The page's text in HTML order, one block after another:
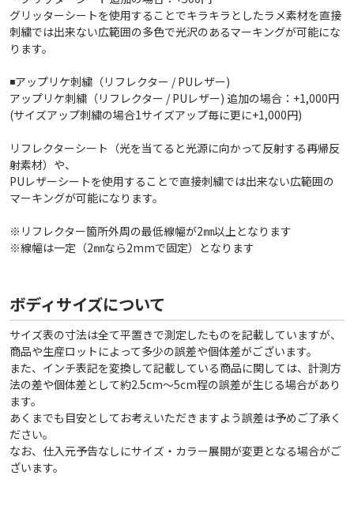
グリッターシートを使用することでキラキラとしたラメ素材を直接
刺繍では出来ない広範囲の多色で光沢のあるマーキングが可能にな
ります。
◾️アップリケ刺繍（リフレクター / PUレザー)
アップリケ刺繍（リフレクター / PUレザー) 追加の場合：+1,000円
(サイズアップ刺繍の場合1サイズアップ毎に更に+1,000円)
リフレクターシート（光を当てると光源に向かって反射する再帰反
射素材）や、
PUレザーシートを使用することで直接刺繍では出来ない広範囲の
マーキングが可能になります。
※リフレクター箇所外周の最低線幅が2㎜以上となります
※線幅は一定（2㎜なら2mmで固定）となります
ボディサイズについて
サイズ表の寸法は全て平置きで測定したものを記載していますが、
商品や生産ロットによって多少の誤差や個体差がございます。
また、インチ表記を変換して記載している商品に関しては、計測方
法の差や個体差として約2.5cm〜5cm程の誤差が生じる場合があり
ます。
あくまでも目安としてお考えいただきますよう誤差は予めご了承く
ださい。
なお、仕入元予告なしにサイズ・カラー展開が変更となる場合がご
ざいます。